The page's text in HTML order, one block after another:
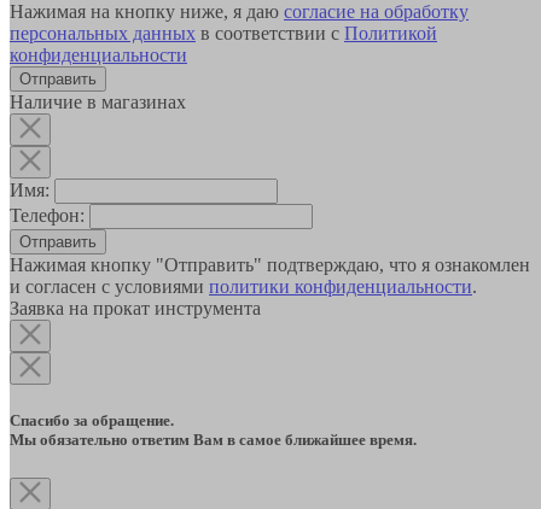
Нажимая на кнопку ниже, я даю согласие на обработку
персональных данных в соответствии с Политикой
конфиденциальности
Наличие в магазинах
Имя:
Телефон:
Отправить
Нажимая кнопку "Отправить" подтверждаю, что я ознакомлен
и согласен с условиями политики конфиденциальности.
Заявка на прокат инструмента
Спасибо за обращение.
Мы обязательно ответим Вам в самое ближайшее время.